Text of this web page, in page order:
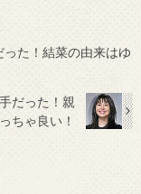
た！結菜の由来はゆ
だった！親
ちゃ良い！